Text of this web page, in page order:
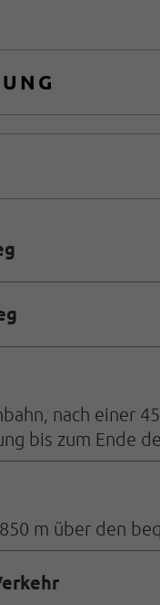
nach einer
bis zum Ende
m über den